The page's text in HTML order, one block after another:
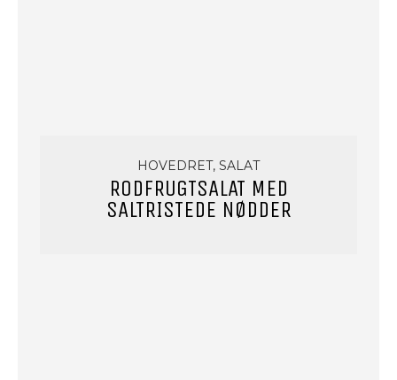
HOVEDRET, SALAT
RODFRUGTSALAT MED
SALTRISTEDE NØDDER